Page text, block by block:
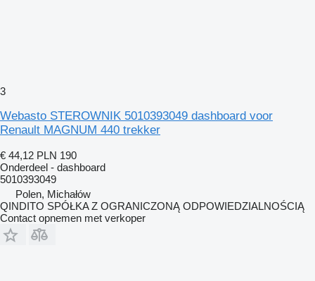
3
Webasto STEROWNIK 5010393049 dashboard voor
Renault MAGNUM 440 trekker
€ 44,12 PLN 190
Onderdeel - dashboard
5010393049
Polen, Michałów
QINDITO SPÓŁKA Z OGRANICZONĄ ODPOWIEDZIALNOŚCIĄ
Contact opnemen met verkoper